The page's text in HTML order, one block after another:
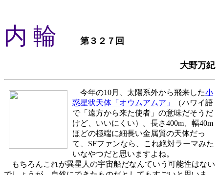
内 輪 第３２７回
大野万紀
今年の10月、太陽系外から飛来した小
惑星状天体「オウムアムア」
（ハワイ語
で「遠方から来た使者」の意味だそうだ
けど、いいにくい）。長さ400m、幅40m
ほどの極端に細長い金属質の天体だっ
て、SFファンなら、これ絶対ラーマみた
いなやつだと思いますよね。
もちろんこれが異星人の宇宙船だなんていう可能性はない